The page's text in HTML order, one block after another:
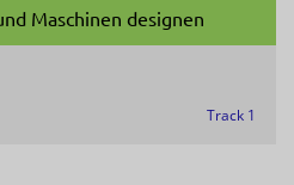
Maschinen designen
Track 1